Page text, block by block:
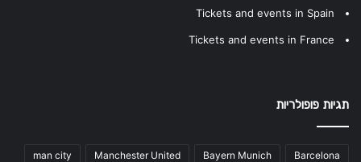
Tickets and events in Spain
Tickets and events in France
תגיות פופולריות
Barcelona
Bayern Munich
Manchester United
man city